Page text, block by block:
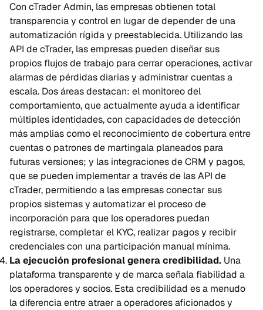
Con cTrader Admin, las empresas obtienen total
transparencia y control en lugar de depender de una
automatización rígida y preestablecida. Utilizando las
API de cTrader, las empresas pueden diseñar sus
propios flujos de trabajo para cerrar operaciones, activar
alarmas de pérdidas diarias y administrar cuentas a
escala. Dos áreas destacan: el monitoreo del
comportamiento, que actualmente ayuda a identificar
múltiples identidades, con capacidades de detección
más amplias como el reconocimiento de cobertura entre
cuentas o patrones de martingala planeados para
futuras versiones; y las integraciones de CRM y pagos,
que se pueden implementar a través de las API de
cTrader, permitiendo a las empresas conectar sus
propios sistemas y automatizar el proceso de
incorporación para que los operadores puedan
registrarse, completar el KYC, realizar pagos y recibir
credenciales con una participación manual mínima.
La ejecución profesional genera credibilidad. Una
plataforma transparente y de marca señala fiabilidad a
los operadores y socios. Esta credibilidad es a menudo
la diferencia entre atraer a operadores aficionados y